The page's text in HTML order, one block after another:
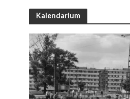
Kalendarium